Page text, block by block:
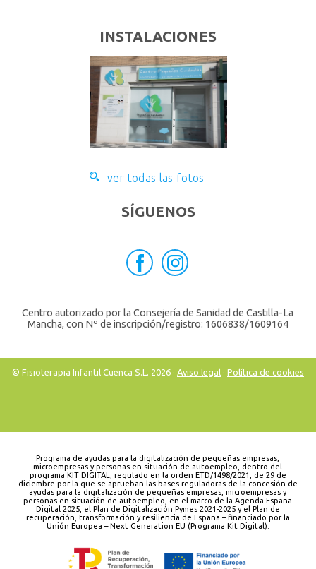
INSTALACIONES
ver todas las fotos
SÍGUENOS
Centro autorizado por la Consejería de Sanidad de Castilla-La
Mancha, con Nº de inscripción/registro: 1606838/1609164
© Fisioterapia Infantil Cuenca S.L. 2026 · Aviso legal · Política de cookies
Programa de ayudas para la digitalización de pequeñas empresas,
microempresas y personas en situación de autoempleo, dentro del
programa KIT DIGITAL, regulado en la orden ETD/1498/2021, de 29 de
diciembre por la que se aprueban las bases reguladoras de la concesión de
ayudas para la digitalización de pequeñas empresas, microempresas y
personas en situación de autoempleo, en el marco de la Agenda España
Digital 2025, el Plan de Digitalización Pymes 2021-2025 y el Plan de
recuperación, transformación y resiliencia de España – financiado por la
Unión Europea – Next Generation EU (Programa Kit Digital).